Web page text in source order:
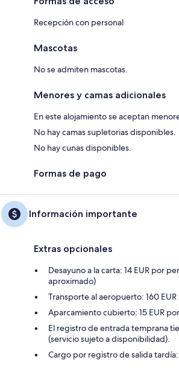
Recepción con personal
Mascotas
No se admiten mascotas.
Menores y camas adicionales
En este alojamiento se aceptan
No hay camas supletorias disponibles.
No hay cunas disponibles.
Formas de pago
Información importante
Extras opcionales
Desayuno a la carta: 14 EUR por
aproximado)
Transporte al aeropuerto: 160
Aparcamiento cubierto: 15 EUR
El registro de entrada temprana
(servicio sujeto a disponibilidad).
Cargo por registro de salida tardía: